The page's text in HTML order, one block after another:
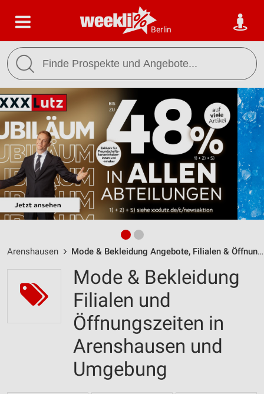
Berlin
Arenshausen Mode & Bekleidung Angebote, Filialen & Öffnungszeiten
Mode & Bekleidung
Filialen und
Öffnungszeiten in
Arenshausen und
Umgebung